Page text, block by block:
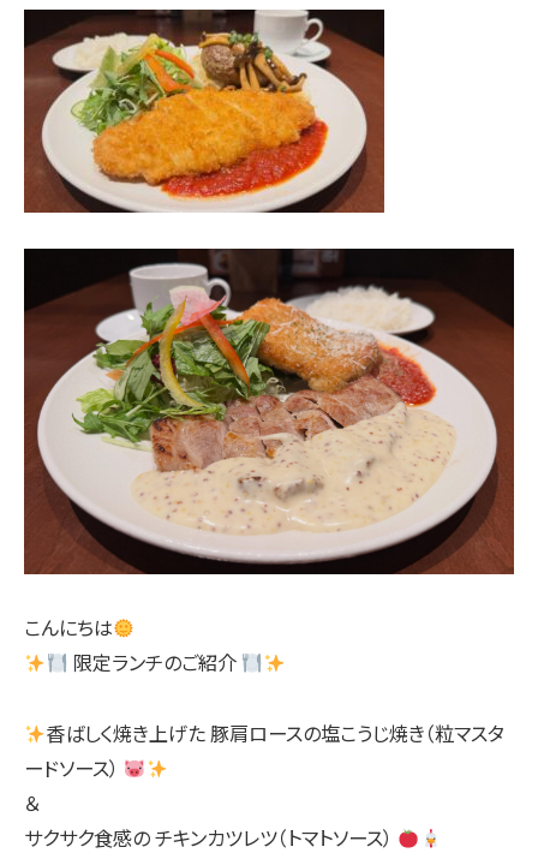
こんにちは
限定ランチのご紹介
香ばしく焼き上げた 豚肩ロースの塩こうじ焼き（粒マスタ
ードソース）
＆
サクサク食感の チキンカツレツ（トマトソース）